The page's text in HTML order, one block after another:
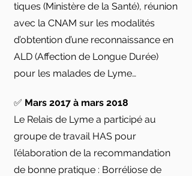
tiques (Ministère de la Santé), réunion
avec la CNAM sur les modalités
d’obtention d’une reconnaissance en
ALD (Affection de Longue Durée)
pour les malades de Lyme…
✅ Mars 2017 à mars 2018
Le Relais de Lyme a participé au
groupe de travail HAS pour
l’élaboration de la recommandation
de bonne pratique : Borréliose de